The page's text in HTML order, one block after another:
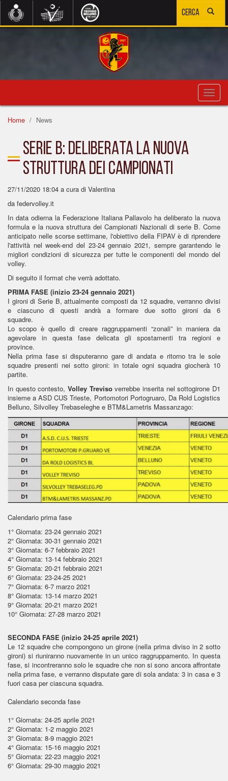
Home
News
SERIE B: DELIBERATA LA NUOVA
STRUTTURA DEI CAMPIONATI
27/11/2020 18:04 a cura di Valentina
da federvolley.it
In data odierna la Federazione Italiana Pallavolo ha deliberato la nuova
formula e la nuova struttura dei Campionati Nazionali di serie B. Come
anticipato nelle scorse settimane, l'obiettivo della FIPAV è di riprendere
l'attività nel week-end del 23-24 gennaio 2021, sempre garantendo le
migliori condizioni di sicurezza per tutte le componenti del mondo del
volley.
Di seguito il format che verrà adottato.
PRIMA FASE (inizio 23-24 gennaio 2021)
I gironi di Serie B, attualmente composti da 12 squadre, verranno divisi
e ciascuno di questi andrà a formare due sotto gironi da 6
squadre.
Lo scopo è quello di creare raggruppamenti “zonali” in maniera da
agevolare in questa fase delicata gli spostamenti tra regioni e
province.
Nella prima fase si disputeranno gare di andata e ritorno tra le sole
squadre presenti nei sotto gironi: in totale ogni squadra giocherà 10
partite.
In questo contesto, Volley Trevisoverrebbe inserita nel sottogirone D1
insieme a ASD CUS Trieste, Portomotori Portogruaro, Da Rold Logistics
Belluno, Silvolley Trebaseleghe e BTM&Lametris Massanzago:
Calendario prima fase
1° Giornata: 23-24 gennaio 2021
2° Giornata: 30-31 gennaio 2021
3° Giornata: 6-7 febbraio 2021
4° Giornata: 13-14 febbraio 2021
5° Giornata: 20-21 febbraio 2021
6° Giornata: 23-24-25 2021
7° Giornata: 6-7 marzo 2021
8° Giornata: 13-14 marzo 2021
9° Giornata: 20-21 marzo 2021
10° Giornata: 27-28 marzo 2021
SECONDA FASE (inizio 24-25 aprile 2021)
Le 12 squadre che compongono un girone (nella prima diviso in 2 sotto
gironi) si riuniranno nuovamente in un unico raggruppamento. In questa
fase, si incontreranno solo le squadre che non si sono ancora affrontate
nella prima fase, e verranno disputate gare di sola andata: 3 in casa e 3
fuori casa per ciascuna squadra.
Calendario seconda fase
1° Giornata: 24-25 aprile 2021
2° Giornata: 1-2 maggio 2021
3° Giornata: 8-9 maggio 2021
4° Giornata: 15-16 maggio 2021
5° Giornata: 22-23 maggio 2021
6° Giornata: 29-30 maggio 2021